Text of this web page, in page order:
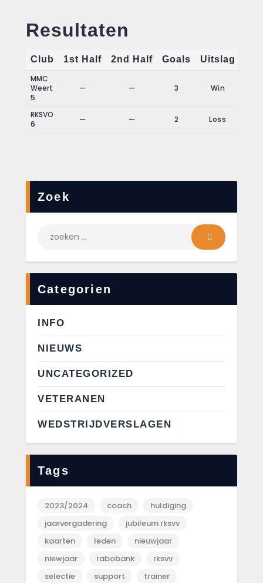
Resultaten
Club 1st Half 2nd Half Goals
Uitslag
MMC
Weert
5
— — 3 Win
RKSVO
6
— — 2 Loss
Zoek
Categorien
INFO
NIEUWS
UNCATEGORIZED
VETERANEN
WEDSTRIJDVERSLAGEN
Tags
2023/2024 coach
huldiging
jaarvergadering
jubileum rksvv
kaarten
leden
nieuwjaar
niewjaar
rabobank
rksvv
selectie
support trainer